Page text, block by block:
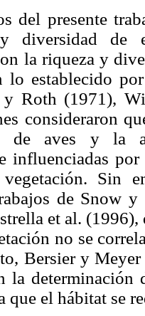
del presente
diversidad de
la riqueza y
lo establecido
Roth (1971),
consideraron
de aves y la
influenciadas
Sin
de Snow
et al.
no se
Bersier y
la determinación
que el hábitat se